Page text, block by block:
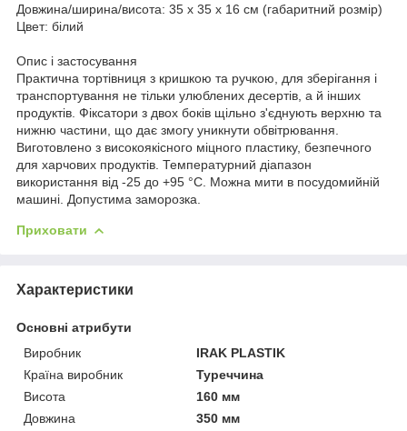
Довжина/ширина/висота: 35 x 35 x 16 см (габаритний розмір)
Цвет: білий
Опис і застосування
Практична тортівниця з кришкою та ручкою, для зберігання і
транспортування не тільки улюблених десертів, а й інших
продуктів. Фіксатори з двох боків щільно з'єднують верхню та
нижню частини, що дає змогу уникнути обвітрювання.
Виготовлено з високоякісного міцного пластику, безпечного
для харчових продуктів. Температурний діапазон
використання від -25 до +95 °C. Можна мити в посудомийній
машині. Допустима заморозка.
Приховати
Характеристики
Основні атрибути
Виробник
IRAK PLASTIK
Країна виробник
Туреччина
Висота
160 мм
Довжина
350 мм